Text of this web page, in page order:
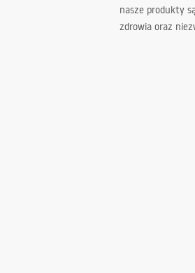
nasze produkty
zdrowia oraz